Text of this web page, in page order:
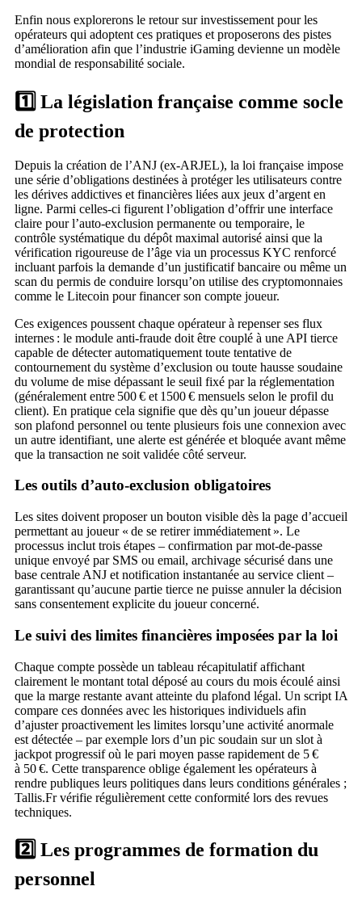
Enfin nous explorerons le retour sur investissement pour les
opérateurs qui adoptent ces pratiques et proposerons des pistes
d’amélioration afin que l’industrie iGaming devienne un modèle
mondial de responsabilité sociale.
1️⃣ La législation française comme socle
de protection
Depuis la création de l’ANJ (ex‑ARJEL), la loi française impose
une série d’obligations destinées à protéger les utilisateurs contre
les dérives addictives et financières liées aux jeux d’argent en
ligne. Parmi celles‑ci figurent l’obligation d’offrir une interface
claire pour l’auto‑exclusion permanente ou temporaire, le
contrôle systématique du dépôt maximal autorisé ainsi que la
vérification rigoureuse de l’âge via un processus KYC renforcé
incluant parfois la demande d’un justificatif bancaire ou même un
scan du permis de conduire lorsqu’on utilise des cryptomonnaies
comme le Litecoin pour financer son compte joueur.
Ces exigences poussent chaque opérateur à repenser ses flux
internes : le module anti‑fraude doit être couplé à une API tierce
capable de détecter automatiquement toute tentative de
contournement du système d’exclusion ou toute hausse soudaine
du volume de mise dépassant le seuil fixé par la réglementation
(généralement entre 500 € et 1500 € mensuels selon le profil du
client). En pratique cela signifie que dès qu’un joueur dépasse
son plafond personnel ou tente plusieurs fois une connexion avec
un autre identifiant, une alerte est générée et bloquée avant même
que la transaction ne soit validée côté serveur.
Les outils d’auto‑exclusion obligatoires
Les sites doivent proposer un bouton visible dès la page d’accueil
permettant au joueur « de se retirer immédiatement ». Le
processus inclut trois étapes – confirmation par mot‑de‑passe
unique envoyé par SMS ou email, archivage sécurisé dans une
base centrale ANJ et notification instantanée au service client –
garantissant qu’aucune partie tierce ne puisse annuler la décision
sans consentement explicite du joueur concerné.
Le suivi des limites financières imposées par la loi
Chaque compte possède un tableau récapitulatif affichant
clairement le montant total déposé au cours du mois écoulé ainsi
que la marge restante avant atteinte du plafond légal. Un script IA
compare ces données avec les historiques individuels afin
d’ajuster proactivement les limites lorsqu’une activité anormale
est détectée – par exemple lors d’un pic soudain sur un slot à
jackpot progressif où le pari moyen passe rapidement de 5 €
à 50 €. Cette transparence oblige également les opérateurs à
rendre publiques leurs politiques dans leurs conditions générales ;
Tallis.Fr vérifie régulièrement cette conformité lors des revues
techniques.
2️⃣ Les programmes de formation du
personnel